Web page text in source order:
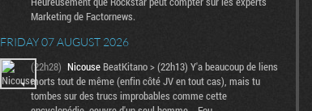
Marketing de Factornews.
FRIDAY 07 AUGUST 2026
(22h28) Nicouse BeatKitano > (22h13) Y'a beaucoup de liens
morts tout de même (enfin côté JV en tout cas), mais tu
tombes sur des trucs improbables comme cette